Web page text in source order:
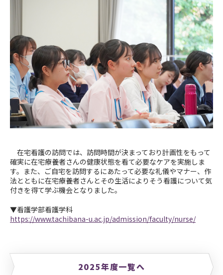
在宅看護の訪問では、訪問時間が決まっており計画性をもって
確実に在宅療養者さんの健康状態を看て必要なケアを実施しま
す。また、ご自宅を訪問するにあたって必要な礼儀やマナー、作
法とともに在宅療養者さんとその生活によりそう看護について気
付きを得て学ぶ機会となりました。
▼看護学部看護学科
https://www.tachibana-u.ac.jp/admission/faculty/nurse/
2025年度一覧へ